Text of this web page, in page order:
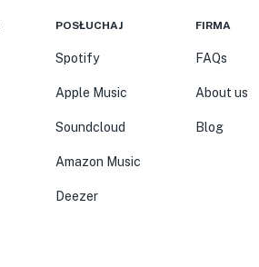
POSŁUCHAJ
Spotify
Apple Music
Soundcloud
Amazon Music
Deezer
FIRMA
FAQs
About us
Blog